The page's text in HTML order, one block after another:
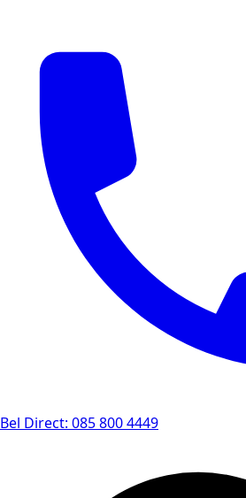
Bel Direct: 085 800 4449